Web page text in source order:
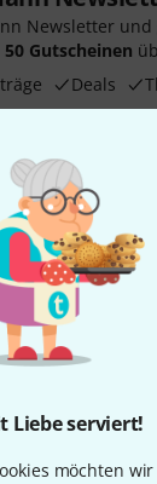
Liebe serviert!
möchten
Newsletter
50 Gutscheinen
Deals
Jetzt anmelden
stimmen Sie
des E-Mail-
Weitere
Datenschutzhinweisen
* Pflichtfeld